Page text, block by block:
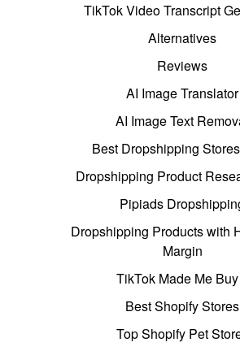
TikTok Video Transcript
Alternatives
Reviews
AI Image Translator
AI Image Text
Best Dropshipping
Dropshipping Product
Pipiads
Dropshipping Products with
Margin
TikTok Made Me
Best Shopify Stores
Top Shopify Pet